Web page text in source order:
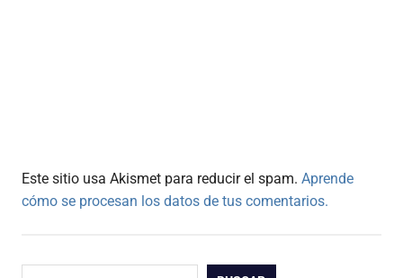
Este sitio usa Akismet para reducir el spam. Aprende
cómo se procesan los datos de tus comentarios.